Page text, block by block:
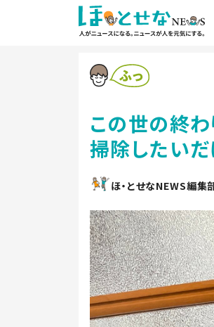
この世の終
掃除したいだ
ほ・とせなNEWS編集